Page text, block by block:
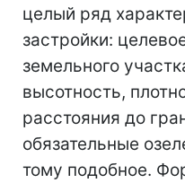
целый ряд
застройки:
земельного
высотность,
расстояния до
обязательные
тому подобное.